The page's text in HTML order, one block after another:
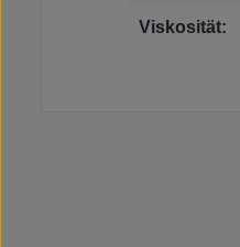
Viskosität: